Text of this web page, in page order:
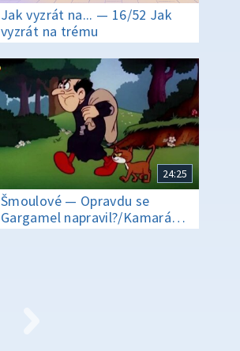
Jak vyzrát na... — 16/52 Jak
vyzrát na trému
24:25
Šmoulové — Opravdu se
Gargamel napravil?/Kamarády
si za peníze nekoupíš